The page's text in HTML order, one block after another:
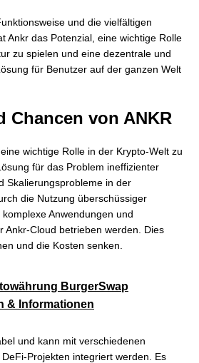
und die vielfältigen
Ankr das Potenzial, eine wichtige Rolle
zu spielen und eine dezentrale und
für Benutzer auf der ganzen Welt
Chancen von ANKR
wichtige Rolle in der Krypto-Welt zu
für das Problem ineffizienter
Skalierungsprobleme in der
die Nutzung überschüssiger
Anwendungen und
Ankr-Cloud betrieben werden. Dies
und die Kosten senken.
BurgerSwap
& Informationen
und kann mit verschiedenen
Projekten integriert werden. Es